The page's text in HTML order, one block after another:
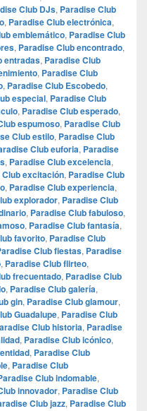
Club DJs, Paradise Club
, Paradise Club electrónica,
emblemático, Paradise Club
, Paradise Club encontrado,
entradas, Paradise Club
, Paradise Club
, Paradise Club Escobedo,
especial, Paradise Club
, Paradise Club esperado,
espumoso, Paradise Club
Club estilo, Paradise Club
Club euforia, Paradise
, Paradise Club excelencia,
Club excitación, Paradise Club
, Paradise Club experiencia,
explorador, Paradise Club
, Paradise Club fabuloso,
, Paradise Club fantasía,
favorito, Paradise Club
Club fiestas, Paradise
, Paradise Club flirteo,
frecuentado, Paradise Club
, Paradise Club galería,
gin, Paradise Club glamour,
Guadalupe, Paradise Club
Club historia, Paradise
, Paradise Club icónico,
, Paradise Club
, Paradise Club
Club indomable,
innovador, Paradise Club
Club jazz, Paradise Club